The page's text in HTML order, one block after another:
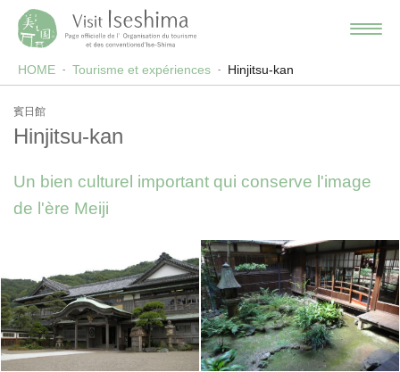
HOME Tourisme et expériences Hinjitsu-kan
賓日館
Hinjitsu-kan
Un bien culturel important qui conserve l'image
de l'ère Meiji